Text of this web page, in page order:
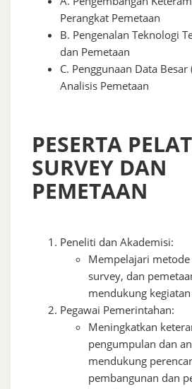
Perangkat Pemetaan
B. Pengenalan Teknologi
dan Pemetaan
C. Penggunaan Data
Analisis Pemetaan
PESERTA
SURVEY DAN
PEMETAAN
Peneliti dan Akademisi:
Mempelajari
survey, dan
mendukung
Pegawai Pemerintahan:
Meningkatkan
pengumpulan dan
mendukung
pembangunan dan